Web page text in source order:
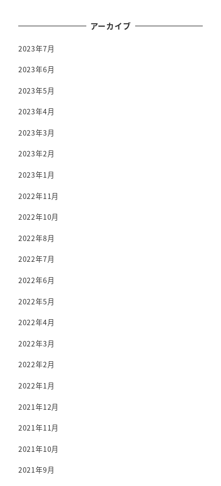
アーカイブ
2023年7月
2023年6月
2023年5月
2023年4月
2023年3月
2023年2月
2023年1月
2022年11月
2022年10月
2022年8月
2022年7月
2022年6月
2022年5月
2022年4月
2022年3月
2022年2月
2022年1月
2021年12月
2021年11月
2021年10月
2021年9月